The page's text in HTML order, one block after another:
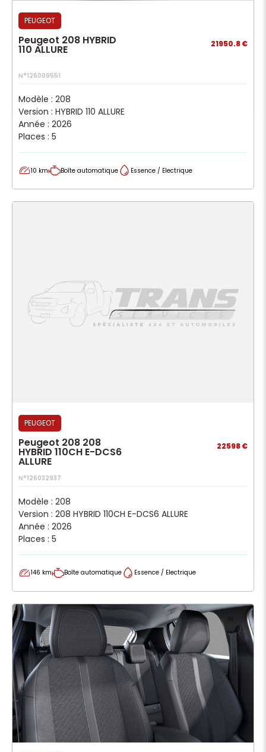
PEUGEOT
Peugeot 208 HYBRID
110 ALLURE 21950.8 €
N°126009551
Modèle : 208
Version : HYBRID 110 ALLURE
Année : 2026
Places : 5
10 km Boîte automatique Essence / Electrique
PEUGEOT
Peugeot 208 208
HYBRID 110CH E-DCS6
ALLURE
22598 €
N°126032937
Modèle : 208
Version : 208 HYBRID 110CH E-DCS6 ALLURE
Année : 2026
Places : 5
146 km Boîte automatique Essence / Electrique